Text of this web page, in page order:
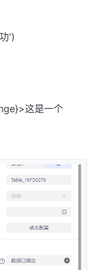
')
这是一个